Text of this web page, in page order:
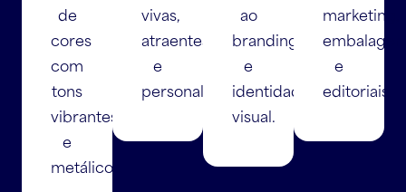
de
cores
com
tons
vibrantes
e
metálicos.
vivas,
atraentes
e
personalizadas.
ao
branding
e
identidade
visual.
marketing,
e
editoriais.